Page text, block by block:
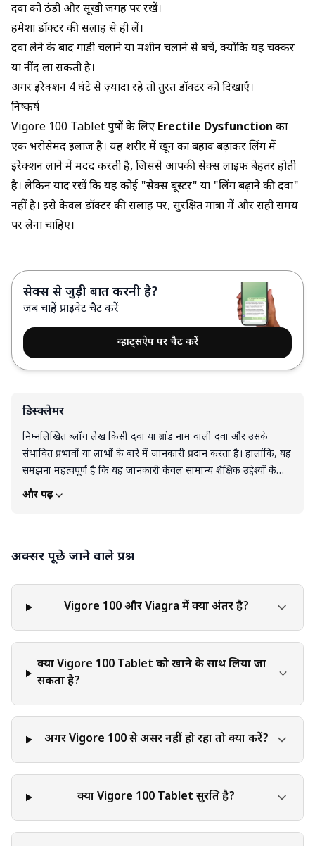
दवा को ठंडी और सूखी जगह पर रखें।
हमेशा डॉक्टर की सलाह से ही लें।
दवा लेने के बाद गाड़ी चलाने या मशीन चलाने से बचें, क्योंकि यह चक्कर
या नींद ला सकती है।
अगर इरेक्शन 4 घंटे से ज़्यादा रहे तो तुरंत डॉक्टर को दिखाएँ।
निष्कर्ष
Vigore 100 Tablet पुरुषों के लिए Erectile Dysfunction का
एक भरोसेमंद इलाज है। यह शरीर में खून का बहाव बढ़ाकर लिंग में
इरेक्शन लाने में मदद करती है, जिससे आपकी सेक्स लाइफ बेहतर होती
है। लेकिन याद रखें कि यह कोई "सेक्स बूस्टर" या "लिंग बढ़ाने की दवा"
नहीं है। इसे केवल डॉक्टर की सलाह पर, सुरक्षित मात्रा में और सही समय
पर लेना चाहिए।
सेक्स से जुड़ी बात करनी है?
जब चाहें प्राइवेट चैट करें
व्हाट्सऐप पर चैट करें
डिस्क्लेमर
निम्नलिखित ब्लॉग लेख किसी दवा या ब्रांड नाम वाली दवा और उसके
संभावित प्रभावों या लाभों के बारे में जानकारी प्रदान करता है। हालांकि, यह
समझना महत्वपूर्ण है कि यह जानकारी केवल सामान्य शैक्षिक उद्देश्यों के
लिए है और इसे पेशेवर चिकित्सा परामर्श का विकल्प नहीं माना जाना
होती हैं, और इस लेख में दी गई जानकारी सभी पर लागू नहीं हो सकती है।
मूल्यांकन कर सकता है, आपके चिकित्सा इतिहास को ध्यान में रख सकता है,
उचित परीक्षण कर सकता है और व्यक्तिगत सलाह और सिफारिशें प्रदान कर
में सक्षम हैं। इस बात पर ज़ोर देना ज़रूरी है कि स्व-निदान, स्व-दवा, या
चिकित्सीय सलाह की अवहेलना के गंभीर स्वास्थ्य परिणाम हो सकते हैं। यह
लेख उदाहरणात्मक उद्देश्यों के लिए विशिष्ट ब्रांड नामों या दवाओं का संदर्भ दे
सकता है। इन नामों का उल्लेख उनकी प्रभावकारिता या सुरक्षा का समर्थन,
अनुशंसा या गारंटी नहीं देता है। दवा का चयन एक स्वास्थ्य देखभाल पेशेवर
चिकित्सा स्थिति की व्यापक समझ हो।
और पढ़ें
अक्सर पूछे जाने वाले प्रश्न
Vigore 100 और Viagra में क्या अंतर है?
क्या Vigore 100 Tablet को खाने के साथ लिया जा
सकता है?
अगर Vigore 100 से असर नहीं हो रहा तो क्या करें?
क्या Vigore 100 Tablet सुरक्षित है?